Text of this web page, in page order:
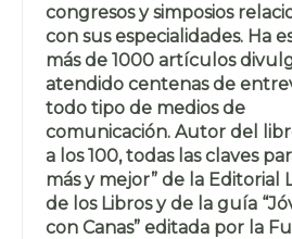
congresos y simposios
con sus especialidades. Ha
más de 1000 artículos
atendido centenas de
todo tipo de medios de
comunicación. Autor del
a los 100, todas las claves
más y mejor” de la Editorial
de los Libros y de la guía
con Canas” editada por la